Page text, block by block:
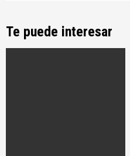
Te puede interesar